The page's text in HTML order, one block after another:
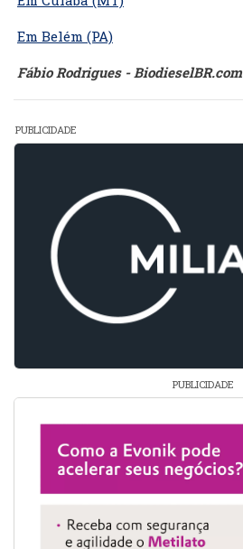
Em Belém (PA)
Fábio Rodrigues - BiodieselBR.com
PUBLICIDADE
PUBLICIDADE